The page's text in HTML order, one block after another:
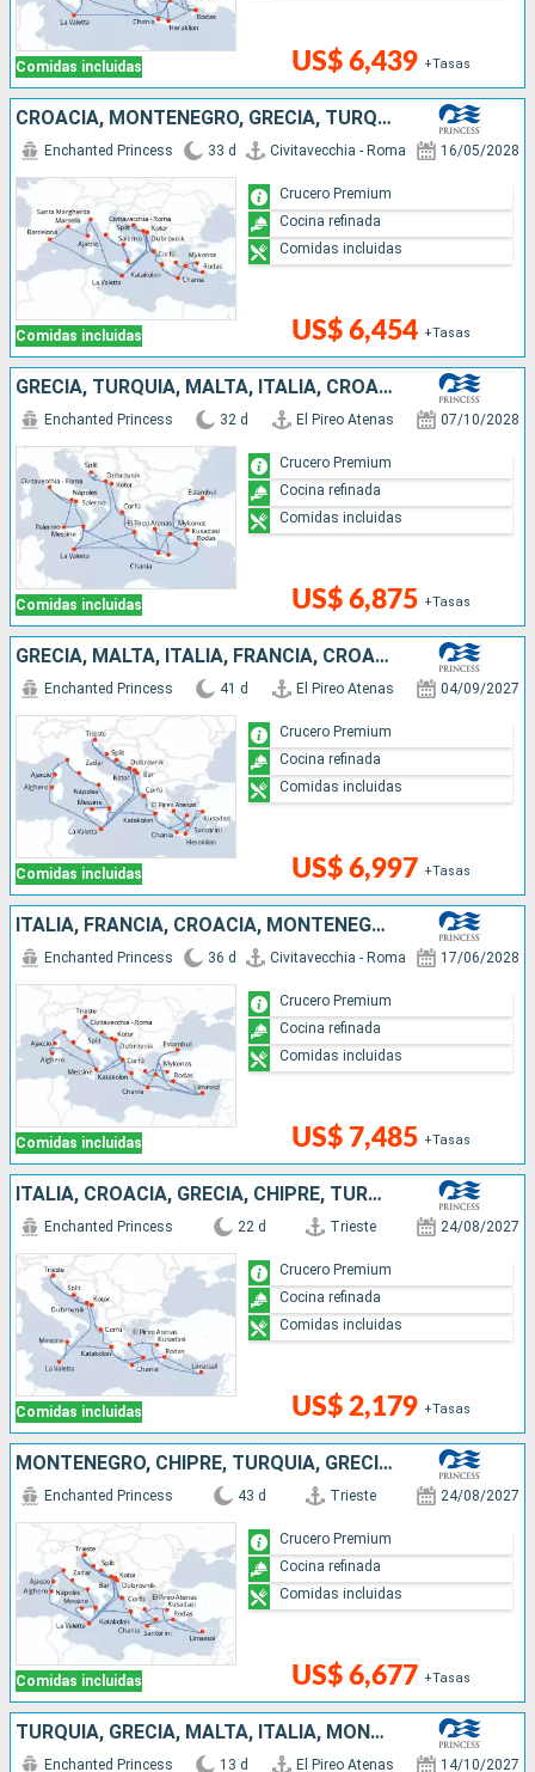
Comidas incluidas US$ 6,439 +Tasas
CROACIA, MONTENEGRO, GRECIA, TURQUÍA, ESPAÑA, FRANCIA, MALTA, ITALIA
Comidas incluidas
Enchanted Princess 33 d Civitavecchia - Roma 16/05/2028
US$ 6,454 +Tasas
Crucero Premium
Cocina refinada
Comidas incluidas
GRECIA, TURQUÍA, MALTA, ITALIA, CROACIA, MONTENEGRO
Comidas incluidas
Enchanted Princess 32 d El Pireo Atenas 07/10/2028
US$ 6,875 +Tasas
Crucero Premium
Cocina refinada
Comidas incluidas
GRECIA, MALTA, ITALIA, FRANCIA, CROACIA, MONTENEGRO, TURQUÍA
Comidas incluidas
Enchanted Princess 41 d El Pireo Atenas 04/09/2027
US$ 6,997 +Tasas
Crucero Premium
Cocina refinada
Comidas incluidas
ITALIA, FRANCIA, CROACIA, MONTENEGRO, GRECIA, TURQUÍA, CHIPRE
Comidas incluidas
Enchanted Princess 36 d Civitavecchia - Roma 17/06/2028
US$ 7,485 +Tasas
Crucero Premium
Cocina refinada
Comidas incluidas
ITALIA, CROACIA, GRECIA, CHIPRE, TURQUÍA, MALTA, MONTENEGRO
Comidas incluidas
Enchanted Princess 22 d Trieste 24/08/2027
US$ 2,179 +Tasas
Crucero Premium
Cocina refinada
Comidas incluidas
MONTENEGRO, CHIPRE, TURQUÍA, GRECIA, CROACIA, ITALIA, FRANCIA, MALTA
Comidas incluidas
Enchanted Princess 43 d Trieste 24/08/2027
US$ 6,677 +Tasas
Crucero Premium
Cocina refinada
Comidas incluidas
TURQUÍA, GRECIA, MALTA, ITALIA, MONTENEGRO, CROACIA
Enchanted Princess 13 d El Pireo Atenas 14/10/2027